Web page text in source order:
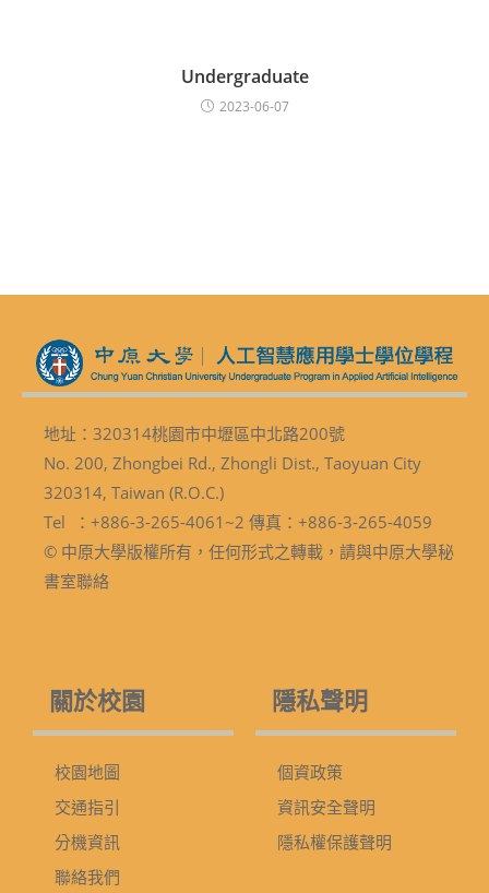
Undergraduate
2023-06-07
地址：320314桃園市中壢區中北路200號
No. 200, Zhongbei Rd., Zhongli Dist., Taoyuan City
320314, Taiwan (R.O.C.)
Tel ：+886-3-265-4061~2 傳真：+886-3-265-4059
© 中原大學版權所有，任何形式之轉載，請與中原大學秘
書室聯絡
關於校園
校園地圖
交通指引
分機資訊
聯絡我們
隱私聲明
個資政策
資訊安全聲明
隱私權保護聲明